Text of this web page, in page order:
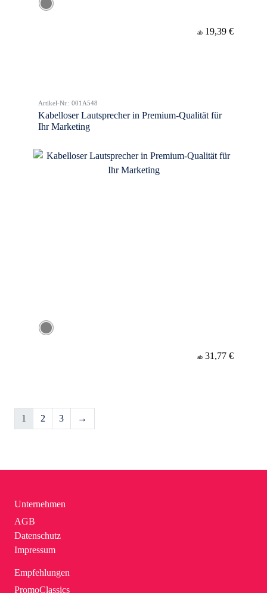
ab 19,39 €
Artikel-Nr.: 001A548
Kabelloser Lautsprecher in Premium-Qualität für
Ihr Marketing
ab 31,77 €
1 2 3 →
Unternehmen
AGB
Datenschutz
Impressum
Empfehlungen
PromoClassics